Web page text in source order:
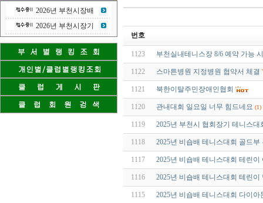
2026년 부천시장배
2026년 부천시장기
번호
1123 부천실내테니스장 8/6 예약 가능
1122 스마튼병원 지정병원 협약서 체결
1121 북한이탈주민장애인협회
1120 관내대회 일요일 너무 힘드네요 (1)
1119 2025년 부천시 협회장기 테니스대
1118 2025년 비숍배 테니스대회 골드부
1117 2025년 비숍배 테니스대회 테린
1116 2025년 비숍배 테니스대회 테린
1115 2025년 비숍배 테니스대회 다이